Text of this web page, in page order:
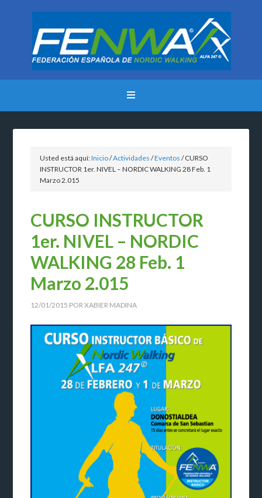
Usted está aquí:Inicio/Actividades /Eventos /CURSO
INSTRUCTOR 1er. NIVEL – NORDIC WALKING 28 Feb. 1
Marzo 2.015
CURSO INSTRUCTOR
1er. NIVEL – NORDIC
WALKING 28 Feb. 1
Marzo 2.015
12/01/2015 PORXABIER MADINA